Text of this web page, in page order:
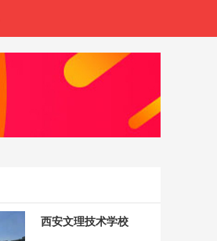
西安文理技术学校